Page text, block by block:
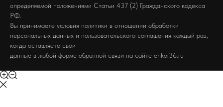
определяемой положениями Статьи 437 (2) Гражданского кодекса
РФ.
Вы принимаете условия политики в отношении обработки
персональных данных и пользовательского соглашения каждый раз,
когда оставляете свои
данные в любой форме обратной связи на сайте enkor36.ru